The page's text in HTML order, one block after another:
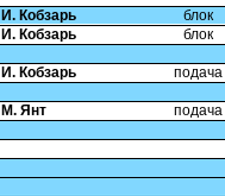
И. Кобзарь
блок
И. Кобзарь блок
И. Кобзарь подача
М. Янт подача